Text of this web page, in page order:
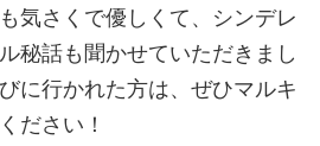
気さくで優しくて、シンデレ
秘話も聞かせていただきまし
に行かれた方は、ぜひマルキ
ださい！